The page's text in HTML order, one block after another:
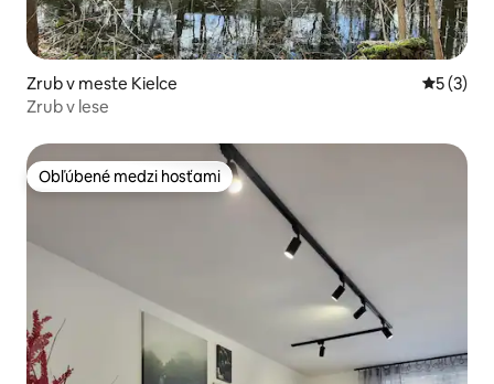
Zrub v meste Kielce
5 (3)
Zrub v lese
Obľúbené medzi hosťami
Obľúbené medzi hosťami